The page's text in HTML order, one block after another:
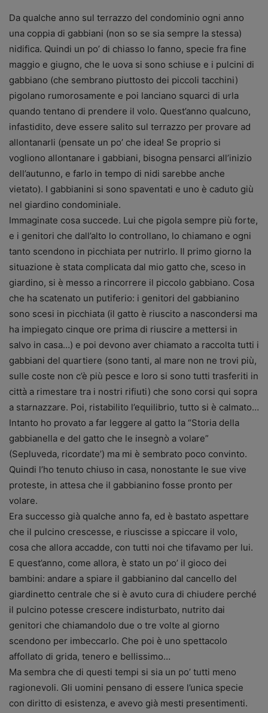
Da qualche anno sul terrazzo del condominio ogni anno
una coppia di gabbiani (non so se sia sempre la stessa)
nidifica. Quindi un po’ di chiasso lo fanno, specie fra fine
maggio e giugno, che le uova si sono schiuse e i pulcini di
gabbiano (che sembrano piuttosto dei piccoli tacchini)
pigolano rumorosamente e poi lanciano squarci di urla
quando tentano di prendere il volo. Quest’anno qualcuno,
infastidito, deve essere salito sul terrazzo per provare ad
allontanarli (pensate un po’ che idea! Se proprio si
vogliono allontanare i gabbiani, bisogna pensarci all’inizio
dell’autunno, e farlo in tempo di nidi sarebbe anche
vietato). I gabbianini si sono spaventati e uno è caduto giù
nel giardino condominiale.
Immaginate cosa succede. Lui che pigola sempre più forte,
e i genitori che dall’alto lo controllano, lo chiamano e ogni
tanto scendono in picchiata per nutrirlo. Il primo giorno la
situazione è stata complicata dal mio gatto che, sceso in
giardino, si è messo a rincorrere il piccolo gabbiano. Cosa
che ha scatenato un putiferio: i genitori del gabbianino
sono scesi in picchiata (il gatto è riuscito a nascondersi ma
ha impiegato cinque ore prima di riuscire a mettersi in
salvo in casa…) e poi devono aver chiamato a raccolta tutti i
gabbiani del quartiere (sono tanti, al mare non ne trovi più,
sulle coste non c’è più pesce e loro si sono tutti trasferiti in
città a rimestare tra i nostri rifiuti) che sono corsi qui sopra
a starnazzare. Poi, ristabilito l’equilibrio, tutto si è calmato…
Intanto ho provato a far leggere al gatto la “Storia della
gabbianella e del gatto che le insegnò a volare”
(Sepluveda, ricordate’) ma mi è sembrato poco convinto.
Quindi l’ho tenuto chiuso in casa, nonostante le sue vive
proteste, in attesa che il gabbianino fosse pronto per
volare.
Era successo già qualche anno fa, ed è bastato aspettare
che il pulcino crescesse, e riuscisse a spiccare il volo,
cosa che allora accadde, con tutti noi che tifavamo per lui.
E quest’anno, come allora, è stato un po’ il gioco dei
bambini: andare a spiare il gabbianino dal cancello del
giardinetto centrale che si è avuto cura di chiudere perché
il pulcino potesse crescere indisturbato, nutrito dai
genitori che chiamandolo due o tre volte al giorno
scendono per imbeccarlo. Che poi è uno spettacolo
affollato di grida, tenero e bellissimo…
Ma sembra che di questi tempi si sia un po’ tutti meno
ragionevoli. Gli uomini pensano di essere l’unica specie
con diritto di esistenza, e avevo già mesti presentimenti.